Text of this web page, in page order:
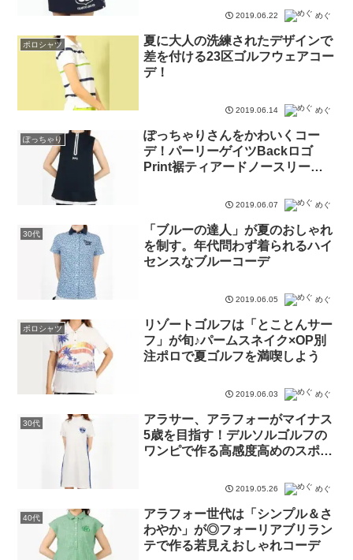
2019.06.22 めぐ
ポロシャツ
夏に大人の洗練されたデザインで
差を付ける23区ゴルフウェアコー
デ！
2019.06.14 めぐ
ぽっちゃり
ぽっちゃりさんをかわいくコー
デ！パーリーゲイツBackロゴ
Print裾ティアードノースリーブ
2019.06.07 めぐ
30代
「ブルーの達人」が夏のおしゃれ
を制す。年代問わず着られるハイ
センスなブルーコーデ
2019.06.05 めぐ
ポロシャツ
リゾートゴルフは「とことんサー
フ」が旬♪パームスネイク×OP別
注ポロで夏ゴルフを満喫しよう
2019.06.03 めぐ
30代
アラサー、アラフォーがマイナス
5歳を目指す！デルソルゴルフの
ワンピで作る高感度高めのスポー
2019.05.26 めぐ
40代
アラフォー世代は「シンプル＆さ
わやか」が◎フォーリアブリラン
テで作る若見えおしゃれコーデ